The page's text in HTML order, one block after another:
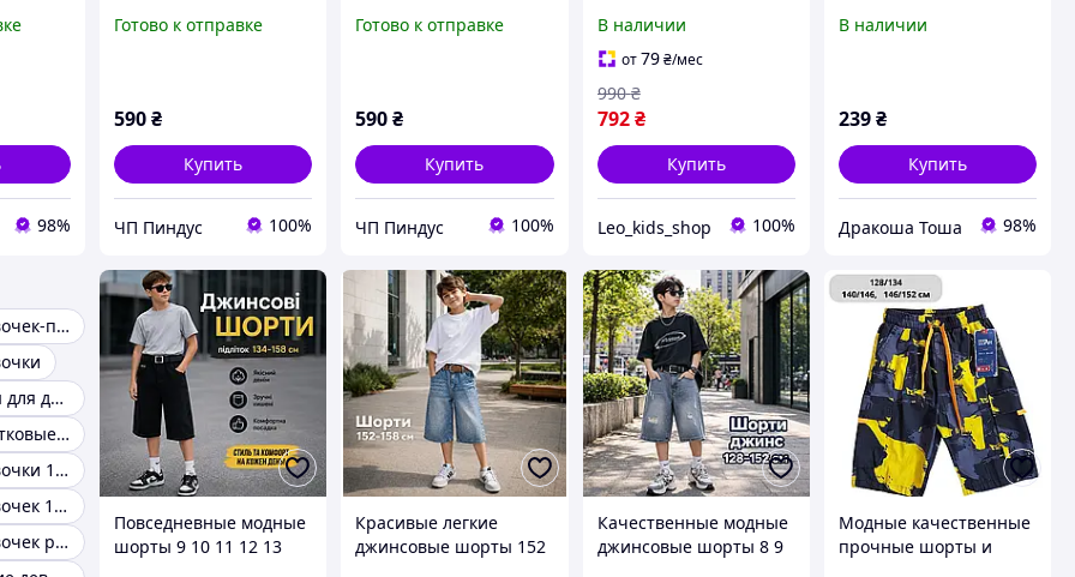
98%
подростковые шорты
Готово к отправке
590₴
Купить
ЧП Пиндус 100%
подростковые шорты
Готово к отправке
590₴
Купить
ЧП Пиндус 100%
бермуды, до колен
,голубые на рост 140-
150 см
В наличии
от79 ₴/мес
792 ₴
990 ₴
Купить
Leo_kids_shop 100%
В наличии
239₴
Купить
Дракоша Тоша 98%
Шорты для девочек-подростков
Черные шорты для девочек
Шорты подростковые Женские
Шорты для девочки 11-12 лет
Шорты для девочек 158р
Шорты для девочек розовые
Повседневные модные
шорты 9 10 11 12 13
Красивые легкие
джинсовые шорты 152
Качественные модные
джинсовые шорты 8 9
Модные качественные
прочные шорты и